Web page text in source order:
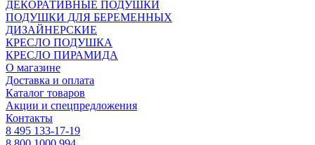
ДЕКОРАТИВНЫЕ ПОДУШКИ
ПОДУШКИ ДЛЯ БЕРЕМЕННЫХ
ДИЗАЙНЕРСКИЕ
КРЕСЛО ПОДУШКА
КРЕСЛО ПИРАМИДА
О магазине
Доставка и оплата
Каталог товаров
Акции и спецпредложения
Контакты
8 495 133-17-19